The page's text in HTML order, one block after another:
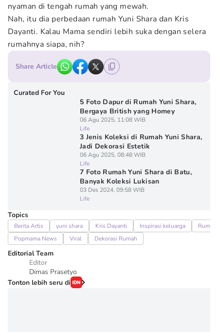
nyaman di tengah rumah yang mewah.
Nah, itu dia perbedaan rumah Yuni Shara dan Kris
Dayanti. Kalau Mama sendiri lebih suka dengan selera
rumahnya siapa, nih?
Share Article
Curated For You
5 Foto Dapur di Rumah Yuni Shara,
Bergaya British yang Homey
06 Agu 2025, 11:08 WIB
Life
3 Jenis Koleksi di Rumah Yuni Shara,
Jadi Dekorasi Estetik
06 Agu 2025, 08:48 WIB
Life
7 Foto Rumah Yuni Shara di Batu,
Banyak Koleksi Lukisan
03 Des 2024, 09:58 WIB
Life
Topics
Berita Artis yuni shara Kris Dayanti Inspirasi keluarga
Rumah
Popmama News
Viral Dekorasi Rumah
Editorial Team
Editor
Dimas Prasetyo
Tonton lebih seru di